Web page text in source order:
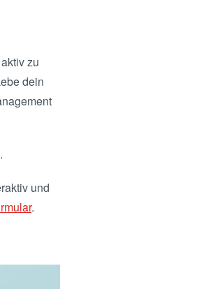
zu
dein
.
und
.